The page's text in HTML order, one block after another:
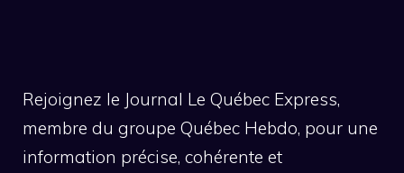
Rejoignez le Journal Le Québec Express,
membre du groupe Québec Hebdo, pour une
information précise, cohérente et